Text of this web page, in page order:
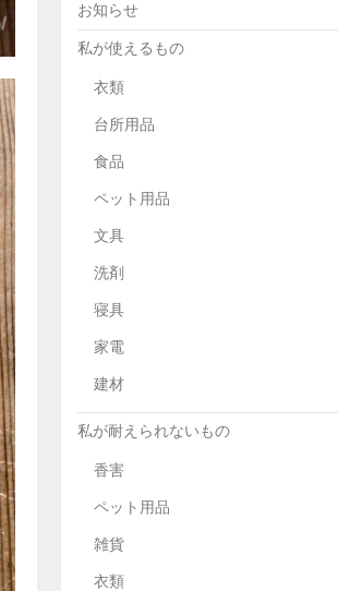
お知らせ
私が使えるもの
衣類
台所用品
食品
ペット用品
文具
洗剤
寝具
家電
建材
私が耐えられないもの
香害
ペット用品
雑貨
衣類